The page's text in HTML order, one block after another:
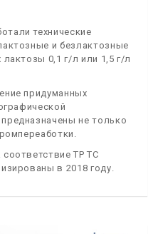
технические
и безлактозные
0,1 г/л или 1,5 г/л
придуманных
не только
ТР ТС
в 2018 году.